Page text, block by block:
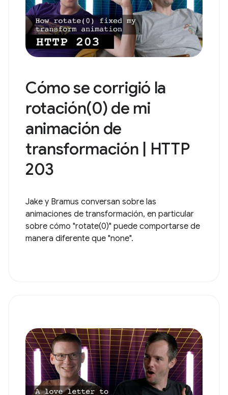
Cómo se corrigió la
rotación(0) de mi
animación de
transformación | HTTP
203
Jake y Bramus conversan sobre las
animaciones de transformación, en particular
sobre cómo "rotate(0)" puede comportarse de
manera diferente que "none".